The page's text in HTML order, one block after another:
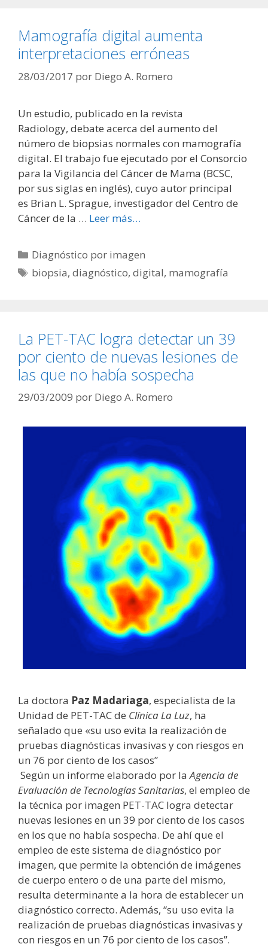
Mamografía digital aumenta
interpretaciones erróneas
28/03/2017 por Diego A. Romero
Un estudio, publicado en la revista
Radiology, debate acerca del aumento del
número de biopsias normales con mamografía
digital. El trabajo fue ejecutado por el Consorcio
para la Vigilancia del Cáncer de Mama (BCSC,
por sus siglas en inglés), cuyo autor principal
es Brian L. Sprague, investigador del Centro de
Cáncer de la … Leer más…
Categorías
Diagnóstico por imagen
Etiquetas
biopsia,diagnóstico,digital, mamografía
La PET-TAC logra detectar un 39
por ciento de nuevas lesiones de
las que no había sospecha
29/03/2009 por Diego A. Romero
La doctora Paz Madariaga, especialista de la
Unidad de PET-TAC de Clínica La Luz, ha
señalado que «su uso evita la realización de
pruebas diagnósticas invasivas y con riesgos en
un 76 por ciento de los casos”
Según un informe elaborado por la Agencia de
Evaluación de Tecnologías Sanitarias, el empleo de
la técnica por imagen PET-TAC logra detectar
nuevas lesiones en un 39 por ciento de los casos
en los que no había sospecha. De ahí que el
empleo de este sistema de diagnóstico por
imagen, que permite la obtención de imágenes
de cuerpo entero o de una parte del mismo,
resulta determinante a la hora de establecer un
diagnóstico correcto. Además, “su uso evita la
realización de pruebas diagnósticas invasivas y
con riesgos en un 76 por ciento de los casos”.